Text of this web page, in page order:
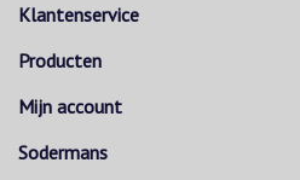
Klantenservice
Producten
Mijn account
Sodermans